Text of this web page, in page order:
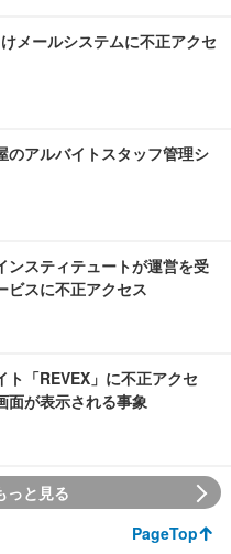
メールシステムに不正アクセ
のアルバイトスタッフ管理シ
ンスティテュートが運営を受
ビスに不正アクセス
ト「REVEX」に不正アクセ
面が表示される事象
っと見る
PageTop